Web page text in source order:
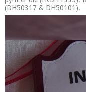
(DH50317 & DH50101).